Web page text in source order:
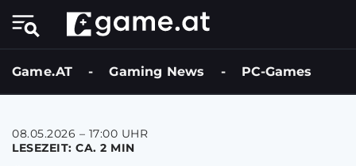
Game.AT - Gaming News - PC-Games
08.05.2026 – 17:00 UHR
LESEZEIT: CA. 2 MIN